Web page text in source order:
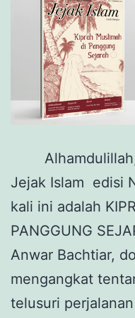
Alhamdulillah,
Jejak Islam edisi
kali ini adalah
PANGGUNG
Anwar Bachtiar,
mengangkat
telusuri